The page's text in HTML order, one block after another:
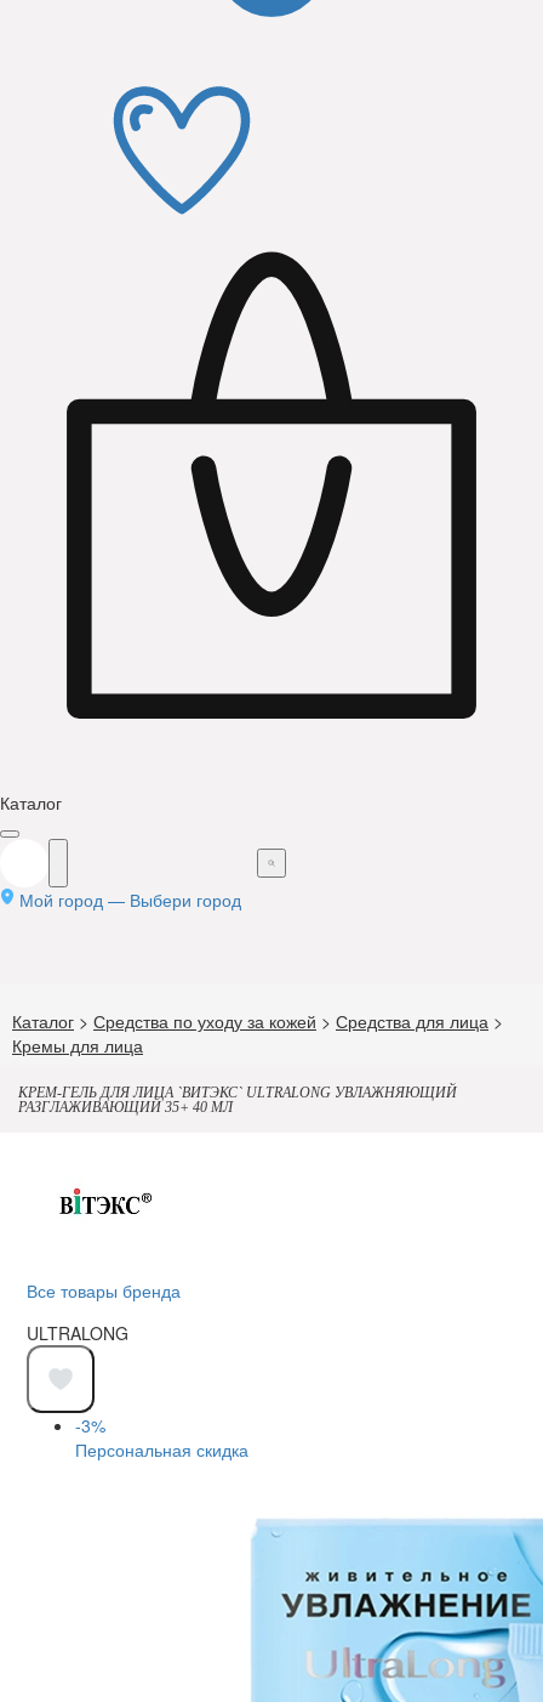
Каталог
Мой город — Выбери город
Каталог > Средства по уходу за кожей > Средства для лица >
Кремы для лица
КРЕМ-ГЕЛЬ ДЛЯ ЛИЦА `ВИТЭКС` ULTRALONG УВЛАЖНЯЮЩИЙ
РАЗГЛАЖИВАЮЩИЙ 35+ 40 МЛ
Все товары бренда
ULTRALONG
-3%
Персональная скидка